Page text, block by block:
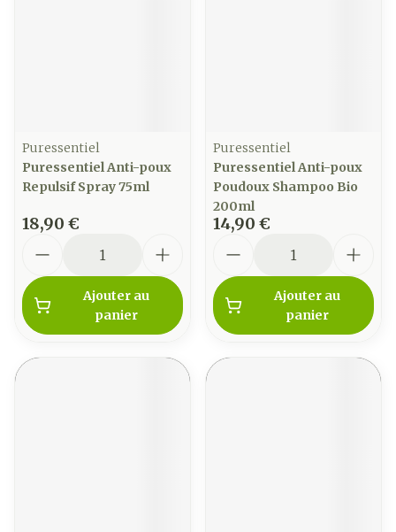
Puressentiel
Puressentiel Anti-poux
Repulsif Spray 75ml
18,90 €
Ajouter au
panier
Puressentiel
Puressentiel Anti-poux
Poudoux Shampoo Bio
200ml
14,90 €
Ajouter au
panier